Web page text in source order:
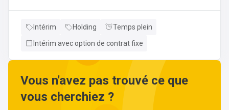
dynamique et avec un package d'avantages à la clé, nous
des kilomètres, nous vous offrons la possibilité de
avec des horaires flexibles d'équipes. N'hésitez pas à
postuler sur notre site internet, plus d'informations sur le
profil ci-dessous :
Intérim Holding
Temps plein
Intérim avec option de contrat fixe
Vous n'avez pas trouvé ce que
vous cherchiez ?